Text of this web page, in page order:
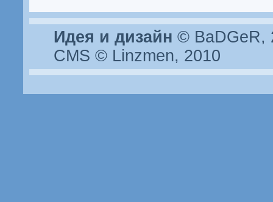
Идея и дизайн © BaDGeR,
CMS © Linzmen, 2010